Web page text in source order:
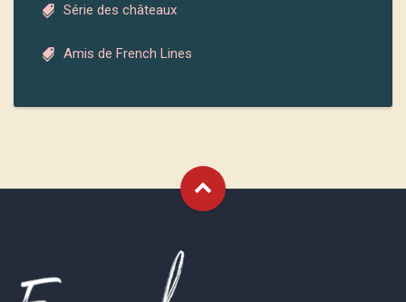
Série des châteaux
Amis de French Lines